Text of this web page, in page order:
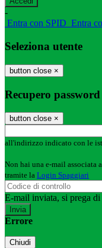
-
Entra con SPID Entra
Seleziona utente
button close ×
Recupero password
button close ×
all'indirizzo indicato con le
Non hai una e-mail associata
tramite la Login Spaggiari
E-mail inviata, si prega
Errore
Chiudi